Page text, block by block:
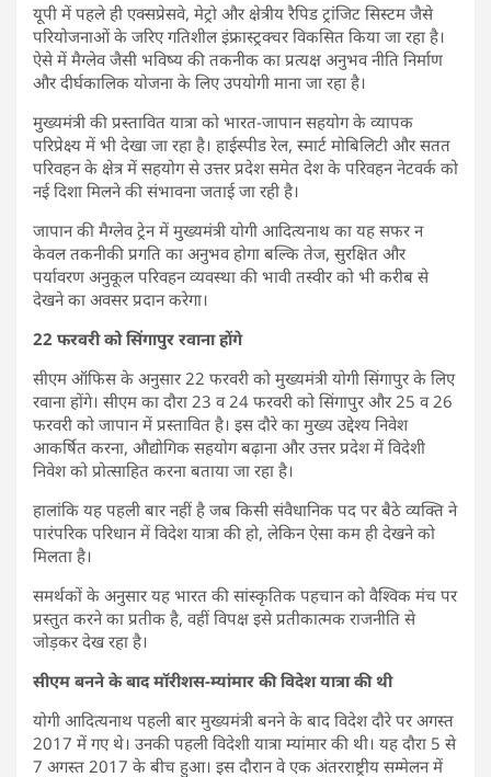
यूपी में पहले ही एक्सप्रेसवे, मेट्रो और क्षेत्रीय रैपिड ट्रांजिट सिस्टम जैसे
परियोजनाओं के जरिए गतिशील इंफ्रास्ट्रक्चर विकसित किया जा रहा है।
ऐसे में मैग्लेव जैसी भविष्य की तकनीक का प्रत्यक्ष अनुभव नीति निर्माण
और दीर्घकालिक योजना के लिए उपयोगी माना जा रहा है।
मुख्यमंत्री की प्रस्तावित यात्रा को भारत-जापान सहयोग के व्यापक
परिप्रेक्ष्य में भी देखा जा रहा है। हाईस्पीड रेल, स्मार्ट मोबिलिटी और सतत
परिवहन के क्षेत्र में सहयोग से उत्तर प्रदेश समेत देश के परिवहन नेटवर्क को
नई दिशा मिलने की संभावना जताई जा रही है।
जापान की मैग्लेव ट्रेन में मुख्यमंत्री योगी आदित्यनाथ का यह सफर न
केवल तकनीकी प्रगति का अनुभव होगा बल्कि तेज, सुरक्षित और
पर्यावरण अनुकूल परिवहन व्यवस्था की भावी तस्वीर को भी करीब से
देखने का अवसर प्रदान करेगा।
22 फरवरी को सिंगापुर रवाना होंगे
सीएम ऑफिस के अनुसार 22 फरवरी को मुख्यमंत्री योगी सिंगापुर के लिए
रवाना होंगे। सीएम का दौरा 23 व 24 फरवरी को सिंगापुर और 25 व 26
फरवरी को जापान में प्रस्तावित है। इस दौरे का मुख्य उद्देश्य निवेश
आकर्षित करना, औद्योगिक सहयोग बढ़ाना और उत्तर प्रदेश में विदेशी
निवेश को प्रोत्साहित करना बताया जा रहा है।
हालांकि यह पहली बार नहीं है जब किसी संवैधानिक पद पर बैठे व्यक्ति ने
पारंपरिक परिधान में विदेश यात्रा की हो, लेकिन ऐसा कम ही देखने को
मिलता है।
समर्थकों के अनुसार यह भारत की सांस्कृतिक पहचान को वैश्विक मंच पर
प्रस्तुत करने का प्रतीक है, वहीं विपक्ष इसे प्रतीकात्मक राजनीति से
जोड़कर देख रहा है।
सीएम बनने के बाद मॉरीशस-म्यांमार की विदेश यात्रा की थी
योगी आदित्यनाथ पहली बार मुख्यमंत्री बनने के बाद विदेश दौरे पर अगस्त
2017 में गए थे। उनकी पहली विदेशी यात्रा म्यांमार की थी। यह दौरा 5 से
7 अगस्त 2017 के बीच हुआ। इस दौरान वे एक अंतरराष्ट्रीय सम्मेलन में